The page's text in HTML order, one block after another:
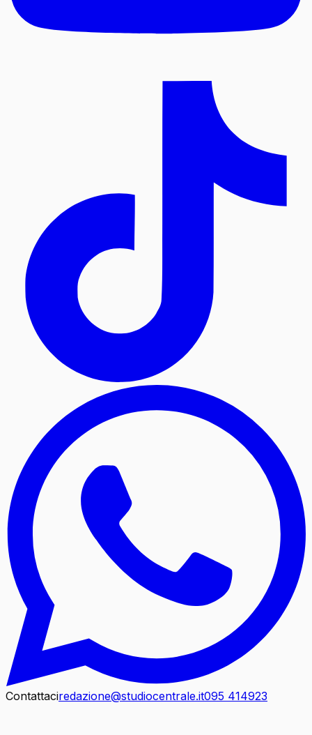
Contattaciredazione@studiocentrale.it095 414923